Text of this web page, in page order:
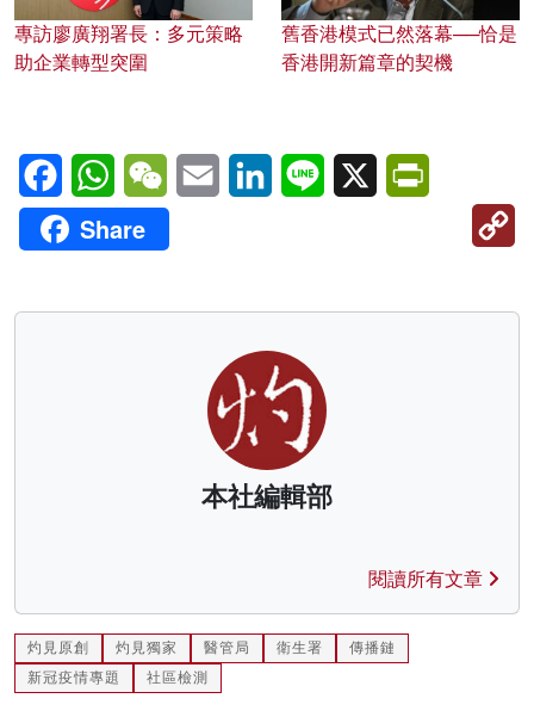
專訪廖廣翔署長：多元策略
助企業轉型突圍
舊香港模式已然落幕──恰是
香港開新篇章的契機
FacebookWhatsAppWeChatEmail LinkedInLine X
Share
本社編輯部
閱讀所有文章
灼見原創 灼見獨家 醫管局 衛生署
傳播鏈
新冠疫情專題
社區檢測